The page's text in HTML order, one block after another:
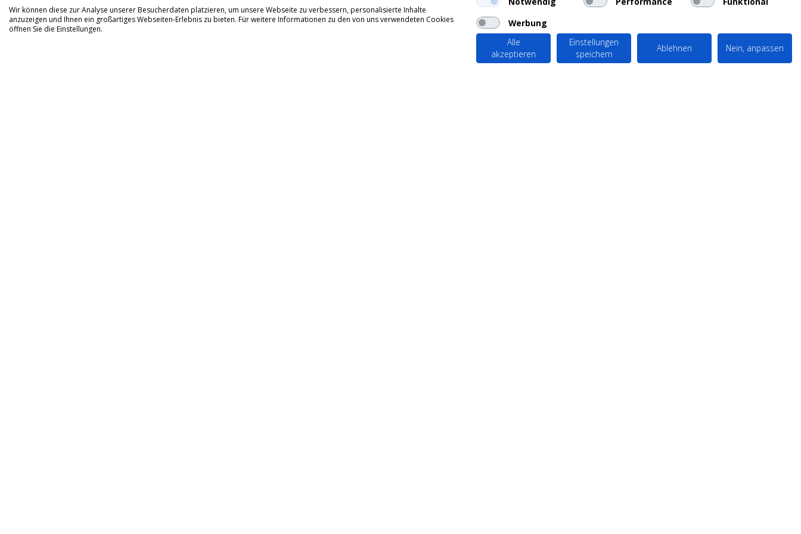
Wir können diese zur Analyse unserer Besucherdaten platzieren, um unsere Webseite zu verbessern, personalisierte Inhalte
anzuzeigen und Ihnen ein großartiges Webseiten-Erlebnis zu bieten. Für weitere Informationen zu den von uns verwendeten Cookies
öffnen Sie die Einstellungen.
Werbung
Alle
akzeptieren
Einstellungen
speichern
Ablehnen Nein, anpassen